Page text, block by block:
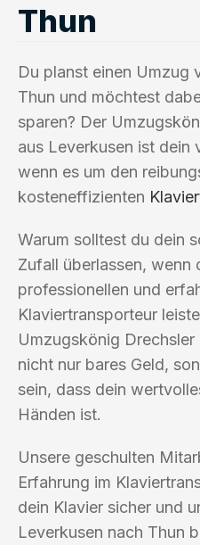
Thun
Du planst einen Umzug
Thun und möchtest
sparen? Der
aus Leverkusen ist dein
wenn es um den
kosteneffizienten
Warum solltest du dein
Zufall überlassen, wenn
professionellen und
Klaviertransporteur
Umzugskönig
nicht nur bares Geld,
sein, dass dein
Händen ist.
Unsere geschulten
Erfahrung im
dein Klavier sicher und
Leverkusen nach Thun